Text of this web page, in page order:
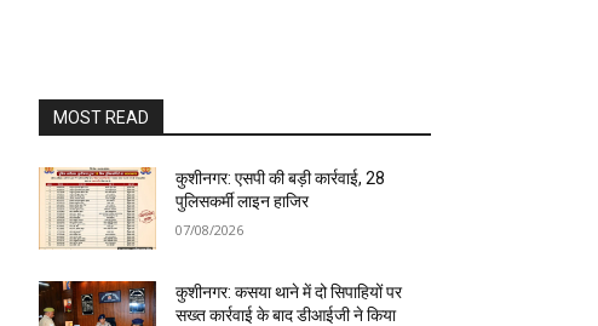
MOST READ
कुशीनगर: एसपी की बड़ी कार्रवाई, 28
पुलिसकर्मी लाइन हाजिर
07/08/2026
कुशीनगर: कसया थाने में दो सिपाहियों पर
सख्त कार्रवाई के बाद डीआईजी ने किया